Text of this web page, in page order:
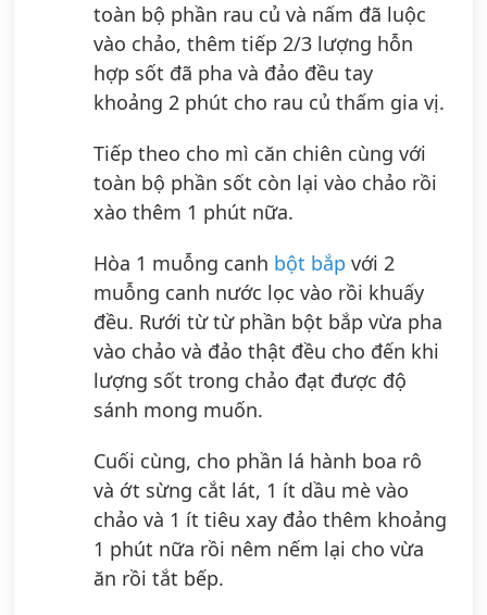
toàn bộ phần rau củ và nấm đã luộc
vào chảo, thêm tiếp 2/3 lượng hỗn
hợp sốt đã pha và đảo đều tay
khoảng 2 phút cho rau củ thấm gia vị.
Tiếp theo cho mì căn chiên cùng với
toàn bộ phần sốt còn lại vào chảo rồi
xào thêm 1 phút nữa.
Hòa 1 muỗng canh bột bắp với 2
muỗng canh nước lọc vào rồi khuấy
đều. Rưới từ từ phần bột bắp vừa pha
vào chảo và đảo thật đều cho đến khi
lượng sốt trong chảo đạt được độ
sánh mong muốn.
Cuối cùng, cho phần lá hành boa rô
và ớt sừng cắt lát, 1 ít dầu mè vào
chảo và 1 ít tiêu xay đảo thêm khoảng
1 phút nữa rồi nêm nếm lại cho vừa
ăn rồi tắt bếp.